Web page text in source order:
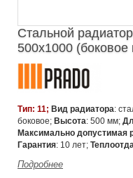
Стальной
500х1000
Тип: 11; Вид радиатора:
боковое; Высота: 500 мм;
Максимально допустимая
Гарантия: 10 лет;
Подробнее